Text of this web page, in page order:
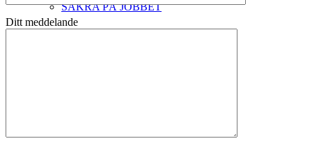
SÄKRA PÅ JOBBET
Ditt meddelande